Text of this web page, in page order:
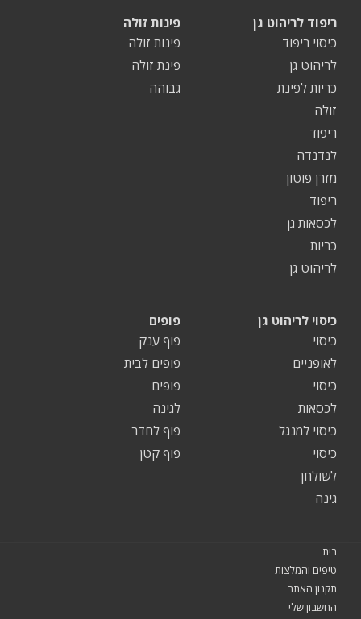
פינות זולה
פינות זולה
פינת זולה
גבוהה
ריפוד לריהוט גן
כיסוי ריפוד
לריהוט גן
כריות לפינת
זולה
ריפוד
לנדנדה
מזרן פוטון
ריפוד
לכסאות גן
כריות
לריהוט גן
פופים
פוף ענק
פופים לבית
פופים
לגינה
פוף לחדר
פוף קטן
כיסוי לריהוט גן
כיסוי
לאופניים
כיסוי
לכסאות
כיסוי למנגל
כיסוי
לשולחן
גינה
בית
טיפים והמלצות
תקנון האתר
החשבון שלי